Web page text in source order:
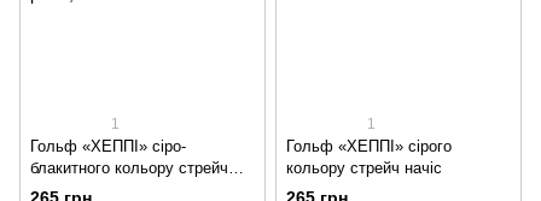
1
Гольф «ХЕППІ» сіро-
блакитного кольору стрейч
футер
1
Гольф «ХЕППІ» сірого
кольору стрейч начіс